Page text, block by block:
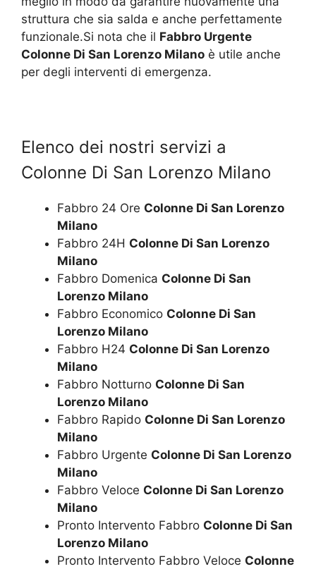
struttura che sia salda e anche perfettamente
funzionale.Si nota che il Fabbro Urgente
Colonne Di San Lorenzo Milano è utile anche
per degli interventi di emergenza.
Elenco dei nostri servizi a
Colonne Di San Lorenzo Milano
Fabbro 24 Ore Colonne Di San Lorenzo
Milano
Fabbro 24H Colonne Di San Lorenzo
Milano
Fabbro Domenica Colonne Di San
Lorenzo Milano
Fabbro Economico Colonne Di San
Lorenzo Milano
Fabbro H24 Colonne Di San Lorenzo
Milano
Fabbro Notturno Colonne Di San
Lorenzo Milano
Fabbro Rapido Colonne Di San Lorenzo
Milano
Fabbro Urgente Colonne Di San Lorenzo
Milano
Fabbro Veloce Colonne Di San Lorenzo
Milano
Pronto Intervento Fabbro Colonne Di San
Lorenzo Milano
Pronto Intervento Fabbro Veloce Colonne